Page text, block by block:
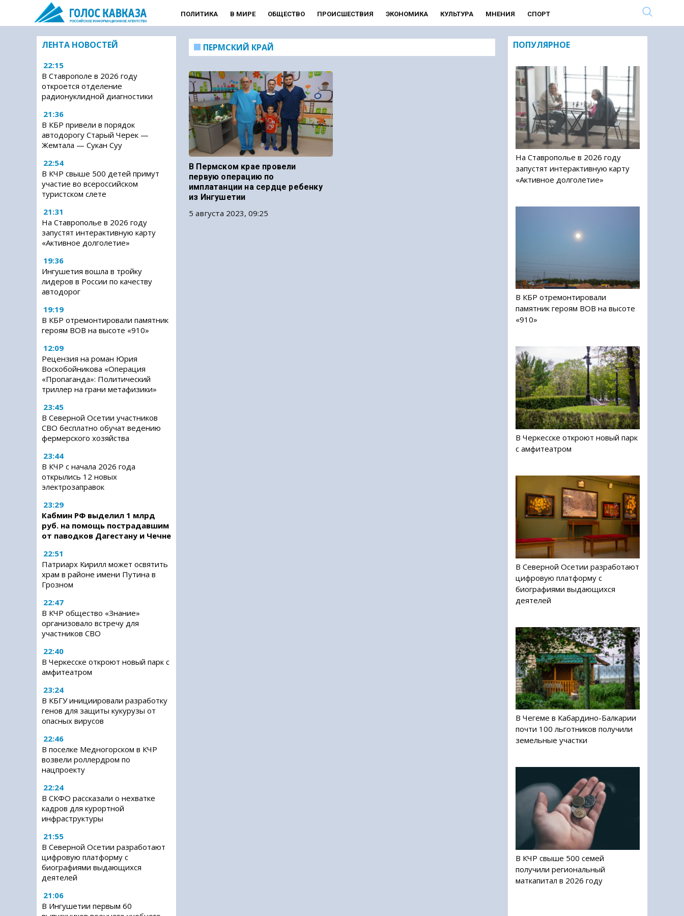
ПОЛИТИКА В МИРЕ ОБЩЕСТВО ПРОИСШЕСТВИЯ ЭКОНОМИКА КУЛЬТУРА МНЕНИЯ СПОРТ
ЛЕНТА НОВОСТЕЙ
22:15
В Ставрополе в 2026 году
откроется отделение
радионуклидной диагностики
21:36
В КБР привели в порядок
автодорогу Старый Черек —
Жемтала — Сукан Суу
22:54
В КЧР свыше 500 детей примут
участие во всероссийском
туристском слете
21:31
На Ставрополье в 2026 году
запустят интерактивную карту
«Активное долголетие»
19:36
Ингушетия вошла в тройку
лидеров в России по качеству
автодорог
19:19
В КБР отремонтировали памятник
героям ВОВ на высоте «910»
12:09
Рецензия на роман Юрия
Воскобойникова «Операция
«Пропаганда»: Политический
триллер на грани метафизики»
23:45
В Северной Осетии участников
СВО бесплатно обучат ведению
фермерского хозяйства
23:44
В КЧР с начала 2026 года
открылись 12 новых
электрозаправок
23:29
Кабмин РФ выделил 1 млрд
руб. на помощь пострадавшим
от паводков Дагестану и Чечне
22:51
Патриарх Кирилл может освятить
храм в районе имени Путина в
Грозном
22:47
В КЧР общество «Знание»
организовало встречу для
участников СВО
22:40
В Черкесске откроют новый парк с
амфитеатром
23:24
В КБГУ инициировали разработку
генов для защиты кукурузы от
опасных вирусов
22:46
В поселке Медногорском в КЧР
возвели роллердром по
нацпроекту
22:24
В СКФО рассказали о нехватке
кадров для курортной
инфраструктуры
21:55
В Северной Осетии разработают
цифровую платформу с
биографиями выдающихся
деятелей
21:06
В Ингушетии первым 60
ПЕРМСКИЙ КРАЙ
В Пермском крае провели
первую операцию по
имплатанции на сердце ребенку
из Ингушетии
5 августа 2023, 09:25
ПОПУЛЯРНОЕ
На Ставрополье в 2026 году
запустят интерактивную карту
«Активное долголетие»
В КБР отремонтировали
памятник героям ВОВ на высоте
«910»
В Черкесске откроют новый парк
с амфитеатром
В Северной Осетии разработают
цифровую платформу с
биографиями выдающихся
деятелей
В Чегеме в Кабардино-Балкарии
почти 100 льготников получили
земельные участки
В КЧР свыше 500 семей
получили региональный
маткапитал в 2026 году